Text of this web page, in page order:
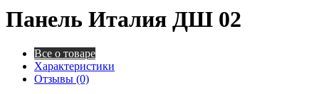
Панель Италия ДШ 02
Все о товаре
Характеристики
Отзывы (0)